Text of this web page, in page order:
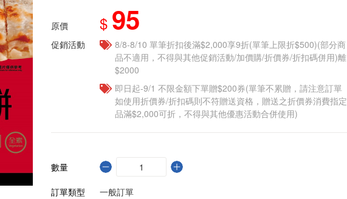
原價 $ 95
促銷活動
8/8-8/10 單筆折扣後滿$2,000享9折(單筆上限折$500)(部分商
品不適用，不得與其他促銷活動/加價購/折價券/折扣碼併用)離
$2000
即日起-9/1 不限金額下單贈$200券(單筆不累贈，請注意訂單
如使用折價券/折扣碼則不符贈送資格，贈送之折價券消費指定
品滿$2,000可折，不得與其他優惠活動合併使用)
數量
訂單類型
一般訂單